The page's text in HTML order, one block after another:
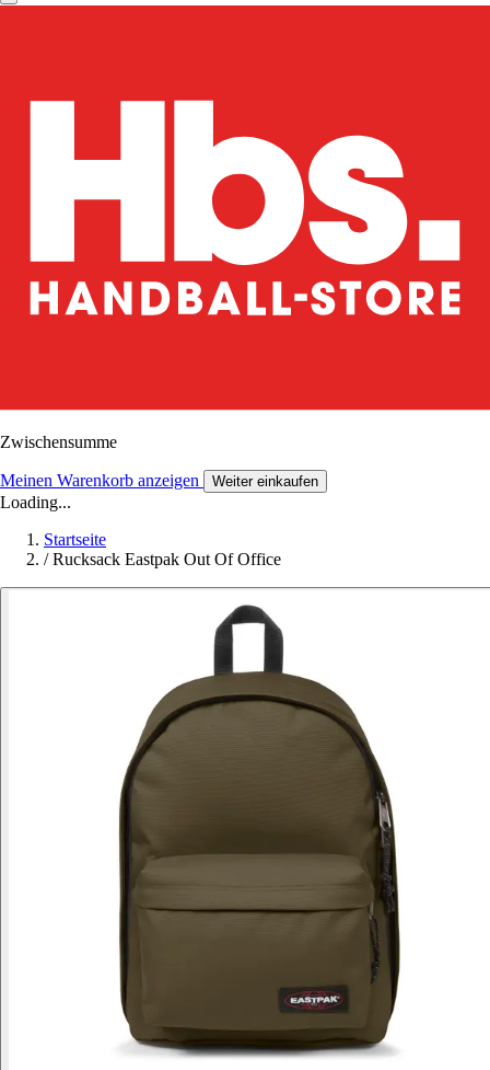
Zwischensumme
Meinen Warenkorb anzeigen Weiter einkaufen
Loading...
Startseite
/ Rucksack Eastpak Out Of Office